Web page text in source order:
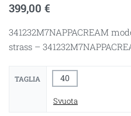
399,00 €
341232M7NAPPACREAM
strass –
TAGLIA 40
Svuota